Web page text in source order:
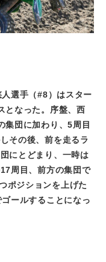
人選手（#8）はスター
となった。序盤、西
集団に加わり、5周目
その後、前を走るラ
にとどまり、一時は
17周目、前方の集団で
ポジションを上げた
ゴールすることになっ